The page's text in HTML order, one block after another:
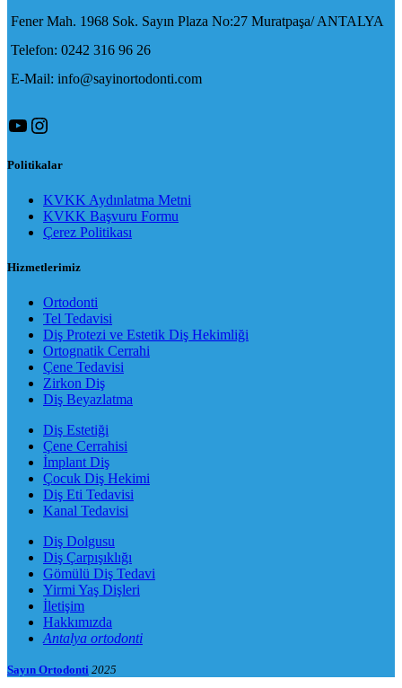
Fener Mah. 1968 Sok. Sayın Plaza No:27 Muratpaşa/ ANTALYA
Telefon: 0242 316 96 26
E-Mail: info@sayinortodonti.com
YouTube
Instagram
Politikalar
KVKK Aydınlatma Metni
KVKK Başvuru Formu
Çerez Politikası
Hizmetlerimiz
Ortodonti
Tel Tedavisi
Diş Protezi ve Estetik Diş Hekimliği
Ortognatik Cerrahi
Çene Tedavisi
Zirkon Diş
Diş Beyazlatma
Diş Estetiği
Çene Cerrahisi
İmplant Diş
Çocuk Diş Hekimi
Diş Eti Tedavisi
Kanal Tedavisi
Diş Dolgusu
Diş Çarpışıklığı
Gömülü Diş Tedavi
Yirmi Yaş Dişleri
İletişim
Hakkımızda
Antalya ortodonti
Sayın Ortodonti 2025